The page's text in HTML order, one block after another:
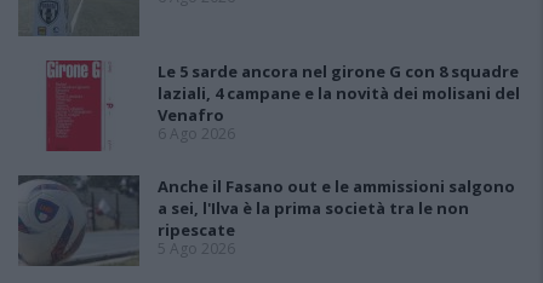
Le 5 sarde ancora nel girone G con 8 squadre
laziali, 4 campane e la novità dei molisani del
Venafro
6 Ago 2026
Anche il Fasano out e le ammissioni salgono
a sei, l'Ilva è la prima società tra le non
ripescate
5 Ago 2026